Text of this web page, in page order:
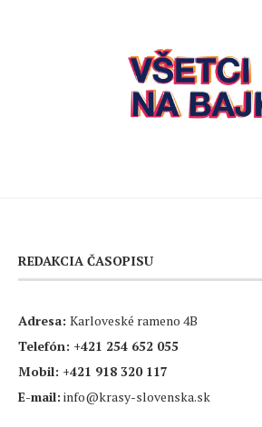
REDAKCIA ČASOPISU
Adresa: Karloveské rameno 4B
Telefón: +421 254 652 055
Mobil: +421 918 320 117
E-mail: info@krasy-slovenska.sk